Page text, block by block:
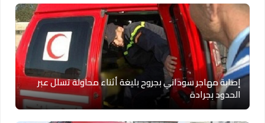
إصابة مهاجر سوداني بجروح بليغة أثناء محاولة تسلل عبر
الحدود بجرادة